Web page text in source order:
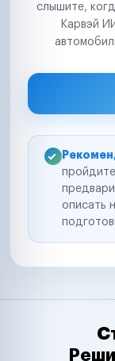
слышите,
Карвэй
описать